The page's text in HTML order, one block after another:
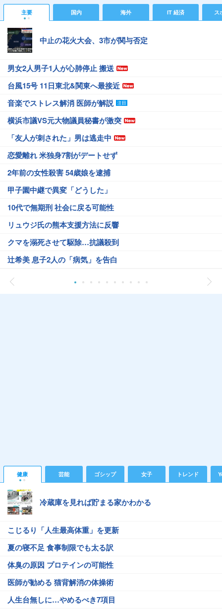
主要 国内 海外 IT 経済 ス
中止の花火大会、3市が関与否定
男女2人男子1人が心肺停止 搬送
台風15号 11日東北&関東へ最接近
音楽でストレス解消 医師が解説
横浜市議VS元大物議員秘書が激突
「友人が刺された」男は逃走中
恋愛離れ 米独身7割がデートせず
2年前の女性殺害 54歳娘を逮捕
甲子園中継で異変「どうした」
10代で無期刑 社会に戻る可能性
リュウジ氏の熊本支援方法に反響
クマを溺死させて駆除…抗議殺到
辻希美 息子2人の「病気」を告白
健康 芸能 ゴシップ 女子 トレンド
冷蔵庫を見れば貯まる家かわかる
こじるり「人生最高体重」を更新
夏の寝不足 食事制限でも太る訳
体臭の原因 プロテインの可能性
医師が勧める 猫背解消の体操術
人生台無しに…やめるべき7項目